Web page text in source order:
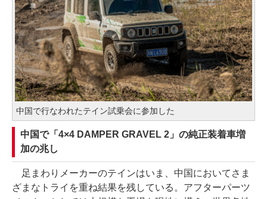
中国で行なわれたテイン試乗会に参加した
中国で「4×4 DAMPER GRAVEL 2」の純正装着車増
加の兆し
足まわりメーカーのテインはいま、中国においてさま
ざまなトライを重ね結果を残している。アフターパーツ